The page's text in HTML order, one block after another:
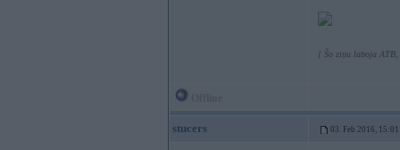
[ Šo ziņu laboja
stucers 03. Feb 2016, 15:01